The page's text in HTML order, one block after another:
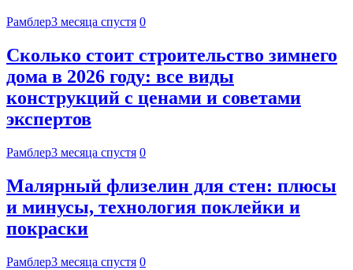
Рамблер3 месяца спустя 0
Сколько стоит строительство зимнего
дома в 2026 году: все виды
конструкций с ценами и советами
экспертов
Рамблер3 месяца спустя 0
Малярный флизелин для стен: плюсы
и минусы, технология поклейки и
покраски
Рамблер3 месяца спустя 0